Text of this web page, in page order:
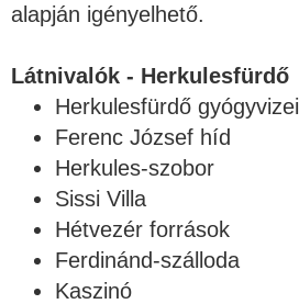
alapján igényelhető.
Látnivalók - Herkulesfürdő
Herkulesfürdő gyógyvizei
Ferenc József híd
Herkules-szobor
Sissi Villa
Hétvezér források
Ferdinánd-szálloda
Kaszinó